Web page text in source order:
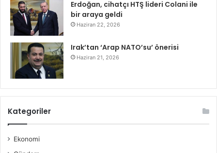
Erdoğan, cihatçı HTŞ lideri Colani ile
bir araya geldi
Haziran 22, 2026
Irak’tan ‘Arap NATO’su’ önerisi
Haziran 21, 2026
Kategoriler
Ekonomi